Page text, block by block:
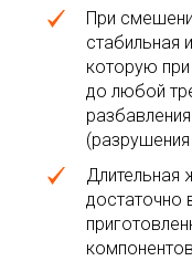
При
стабильная
которую
до любой
Длительная
достаточно